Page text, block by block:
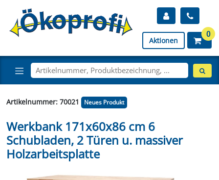
Aktionen
0
Artikelnummer: 70021 Neues Produkt
Werkbank 171x60x86 cm 6
Schubladen, 2 Türen u. massiver
Holzarbeitsplatte